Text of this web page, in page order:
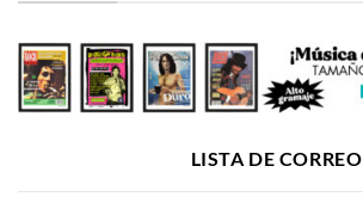
LISTA DE CORREO